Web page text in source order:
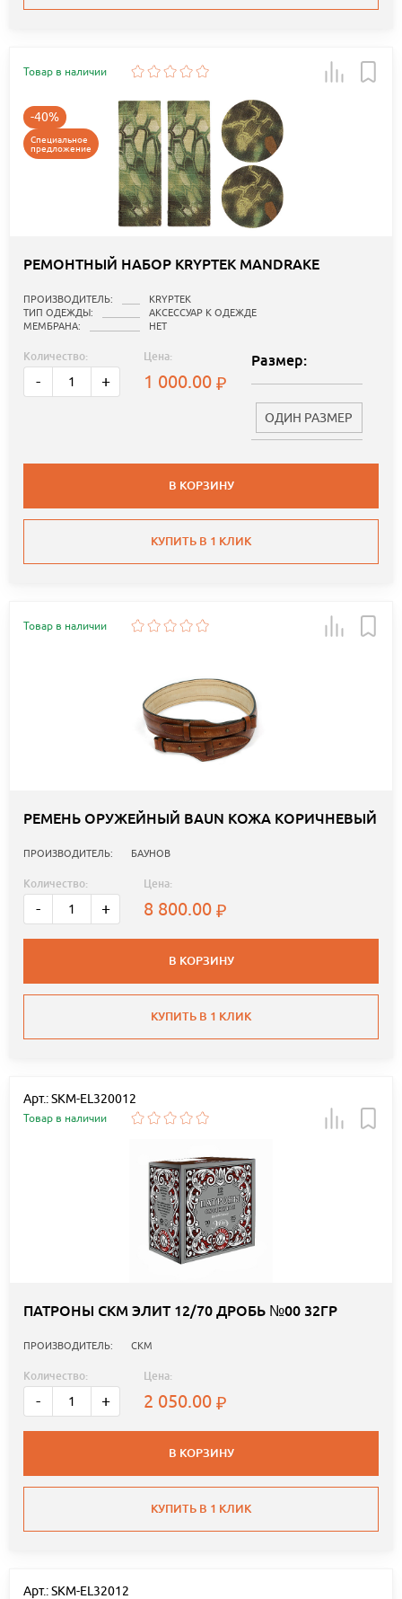
Товар в наличии
-40%
Специальное
предложение
РЕМОНТНЫЙ НАБОР KRYPTEK MANDRAKE
ПРОИЗВОДИТЕЛЬ:
KRYPTEK
ТИП ОДЕЖДЫ:
АКСЕССУАР К ОДЕЖДЕ
МЕМБРАНА:
НЕТ
Количество:
- +
Цена:
1 000.00
Размер:
ОДИН РАЗМЕР
В КОРЗИНУ
КУПИТЬ В 1 КЛИК
Товар в наличии
РЕМЕНЬ ОРУЖЕЙНЫЙ BAUN КОЖА КОРИЧНЕВЫЙ
ПРОИЗВОДИТЕЛЬ: БАУНОВ
Количество:
- +
Цена:
8 800.00
В КОРЗИНУ
КУПИТЬ В 1 КЛИК
Арт.: SKM-EL320012
Товар в наличии
ПАТРОНЫ СКМ ЭЛИТ 12/70 ДРОБЬ №00 32ГР
ПРОИЗВОДИТЕЛЬ: СКМ
Количество:
- +
Цена:
2 050.00
В КОРЗИНУ
КУПИТЬ В 1 КЛИК
Арт.: SKM-EL32012